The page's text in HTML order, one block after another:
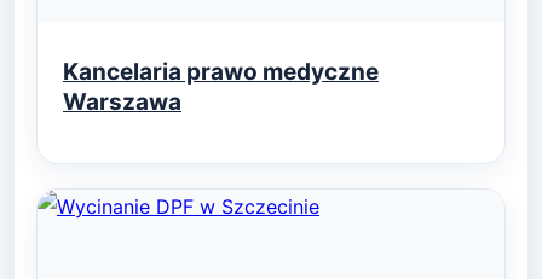
Kancelaria prawo medyczne
Warszawa